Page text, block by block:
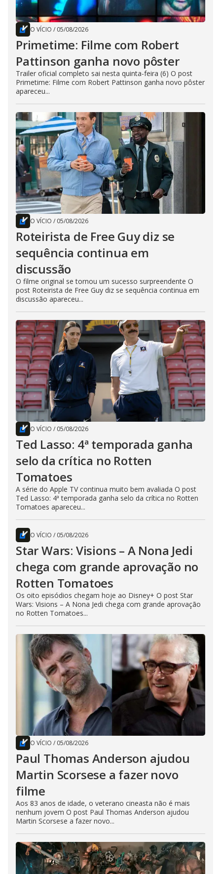
O VÍCIO / 05/08/2026
Primetime: Filme com Robert
Pattinson ganha novo pôster
Trailer oficial completo sai nesta quinta-feira (6) O post
Primetime: Filme com Robert Pattinson ganha novo pôster
apareceu...
O VÍCIO / 05/08/2026
Roteirista de Free Guy diz se
sequência continua em
discussão
O filme original se tornou um sucesso surpreendente O
post Roteirista de Free Guy diz se sequência continua em
discussão apareceu...
O VÍCIO / 05/08/2026
Ted Lasso: 4ª temporada ganha
selo da crítica no Rotten
Tomatoes
A série do Apple TV continua muito bem avaliada O post
Ted Lasso: 4ª temporada ganha selo da crítica no Rotten
Tomatoes apareceu...
O VÍCIO / 05/08/2026
Star Wars: Visions – A Nona Jedi
chega com grande aprovação no
Rotten Tomatoes
Os oito episódios chegam hoje ao Disney+ O post Star
Wars: Visions – A Nona Jedi chega com grande aprovação
no Rotten Tomatoes...
O VÍCIO / 05/08/2026
Paul Thomas Anderson ajudou
Martin Scorsese a fazer novo
filme
Aos 83 anos de idade, o veterano cineasta não é mais
nenhum jovem O post Paul Thomas Anderson ajudou
Martin Scorsese a fazer novo...